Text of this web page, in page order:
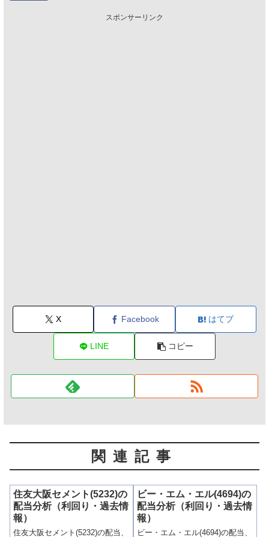
スポンサーリンク
X Facebook はてブ
LINE コピー
関連記事
住友大阪セメント(5232)の
配当分析（利回り・過去情
報）
住友大阪セメント(5232)の配当、
ビー・エム・エル(4694)の
配当分析（利回り・過去情
報）
ビー・エム・エル(4694)の配当、